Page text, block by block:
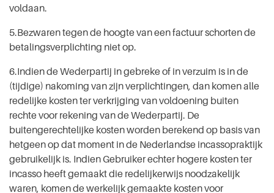
voldaan.
5.Bezwaren tegen de hoogte van een factuur schorten de
betalingsverplichting niet op.
6.Indien de Wederpartij in gebreke of in verzuim is in de
(tijdige) nakoming van zijn verplichtingen, dan komen alle
redelijke kosten ter verkrijging van voldoening buiten
rechte voor rekening van de Wederpartij. De
buitengerechtelijke kosten worden berekend op basis van
hetgeen op dat moment in de Nederlandse incassopraktijk
gebruikelijk is. Indien Gebruiker echter hogere kosten ter
incasso heeft gemaakt die redelijkerwijs noodzakelijk
waren, komen de werkelijk gemaakte kosten voor